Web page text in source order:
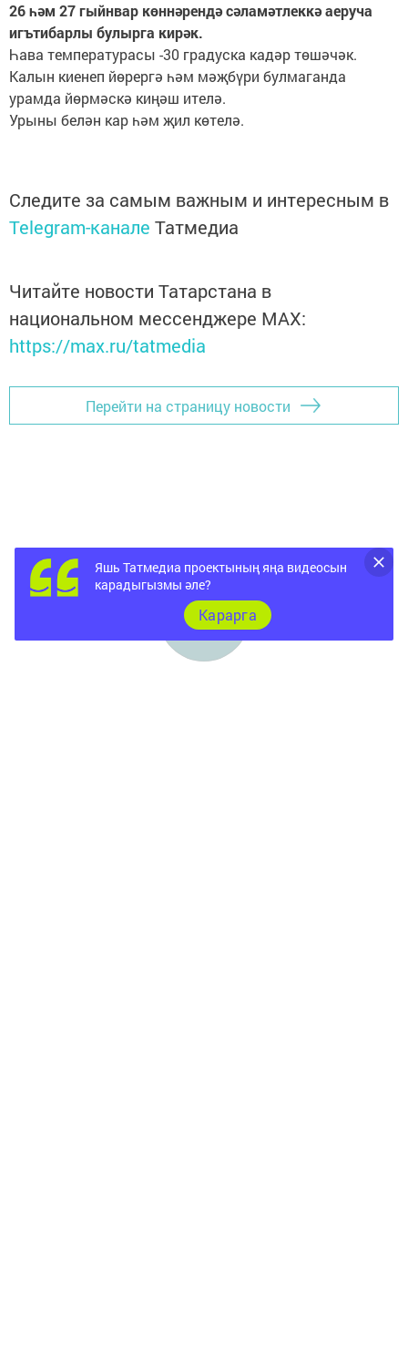
26 һәм 27 гыйнвар көннәрендә сәламәтлеккә аеруча
игътибарлы булырга кирәк.
Һава температурасы -30 градуска кадәр төшәчәк.
Калын киенеп йөрергә һәм мәҗбүри булмаганда
урамда йөрмәскә киңәш ителә.
Урыны белән кар һәм җил көтелә.
Следите за самым важным и интересным в
Telegram-канале Татмедиа
Читайте новости Татарстана в
национальном мессенджере MАХ:
https://max.ru/tatmedia
Перейти на страницу новости
Яшь Татмедиа проектының яңа видеосын
карадыгызмы әле?
Карарга